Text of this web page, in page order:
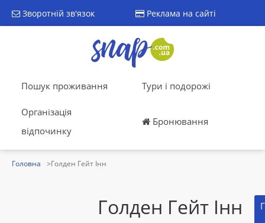
Зворотній зв'язок Реклама на сайті
Пошук проживання Тури і подорожі
Організація
відпочинку
Бронювання
Головна Голден Гейт Інн
Голден Гейт Інн